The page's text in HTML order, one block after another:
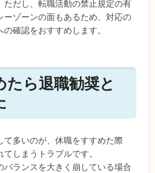
ただし、転職活動の禁止規定の有
ーゾーンの面もあるため、対応の
確認をおすすめします。
ら退職勧奨と
多いのが、休職をすすめた際
しまうトラブルです。
ランスを大きく崩している場合